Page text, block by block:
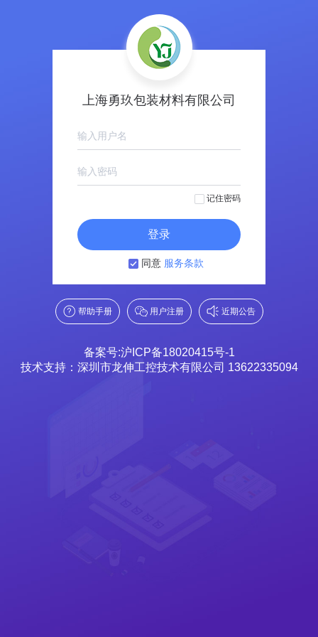
上海勇玖包装材料有限公司
记住密码
登录
同意 服务条款
帮助手册 用户注册 近期公告
备案号:沪ICP备18020415号-1
技术支持：深圳市龙伸工控技术有限公司 13622335094